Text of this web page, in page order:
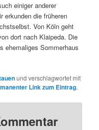
einiger anderer
erkunden die früheren
Von Köln geht
dort nach Klaipeda. Die
ehemaliges Sommerhaus
und verschlagwortet mit
Link zum Eintrag.